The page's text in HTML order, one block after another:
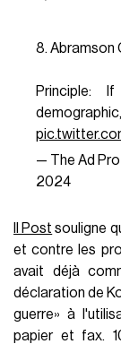
8. Abramson
Principle:
— The Ad
2024
Il Post souligne
et contre les
avait déjà
déclaration de
guerre» à
papier et fax.